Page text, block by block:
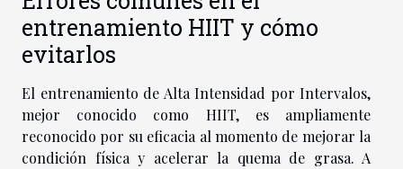
entrenamiento HIIT y cómo
evitarlos
El entrenamiento de Alta Intensidad por Intervalos,
mejor conocido como HIIT, es ampliamente
reconocido por su eficacia al momento de mejorar la
condición física y acelerar la quema de grasa. A